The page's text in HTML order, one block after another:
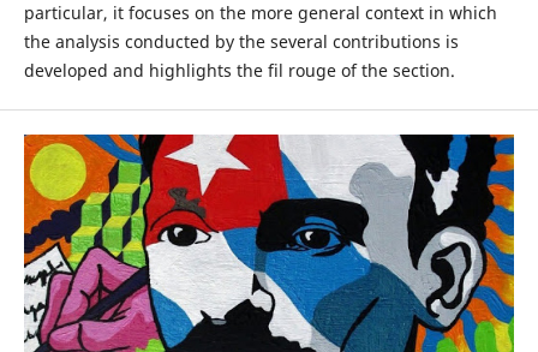
particular, it focuses on the more general context in which
the analysis conducted by the several contributions is
developed and highlights the fil rouge of the section.